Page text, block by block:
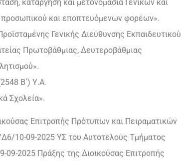
κατάργηση και μετονομασία Γενικών και
και εποπτευόμενων φορέων».
Γενικής Διεύθυνσης Εκπαιδευτικού
Πρωτοβάθμιας, Δευτεροβάθμιας
Β΄) Υ.Α.
Σχολεία».
Επιτροπής Πρότυπων και Πειραματικών
10-09-2025 ΥΣ του Αυτοτελούς Τμήματος
09-2025 Πράξης της Διοικούσας Επιτροπής